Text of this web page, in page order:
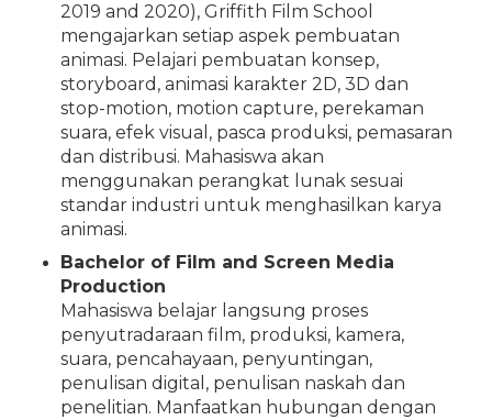
2019 and 2020), Griffith Film School
mengajarkan setiap aspek pembuatan
animasi. Pelajari pembuatan konsep,
storyboard, animasi karakter 2D, 3D dan
stop-motion, motion capture, perekaman
suara, efek visual, pasca produksi, pemasaran
dan distribusi. Mahasiswa akan
menggunakan perangkat lunak sesuai
standar industri untuk menghasilkan karya
animasi.
Bachelor of Film and Screen Media
Production
Mahasiswa belajar langsung proses
penyutradaraan film, produksi, kamera,
suara, pencahayaan, penyuntingan,
penulisan digital, penulisan naskah dan
penelitian. Manfaatkan hubungan dengan